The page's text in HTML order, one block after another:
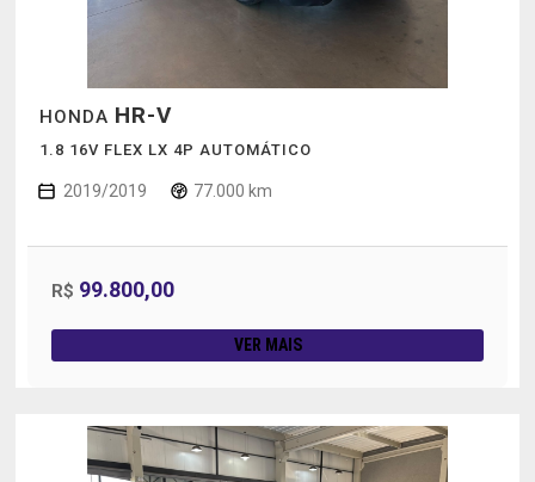
HONDA HR-V
1.8 16V FLEX LX 4P AUTOMÁTICO
2019/2019 77.000 km
R$ 99.800,00
VER MAIS